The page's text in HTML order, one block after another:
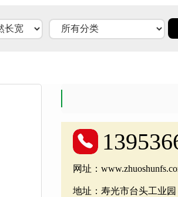
网址：
地址：寿光市台头工业园